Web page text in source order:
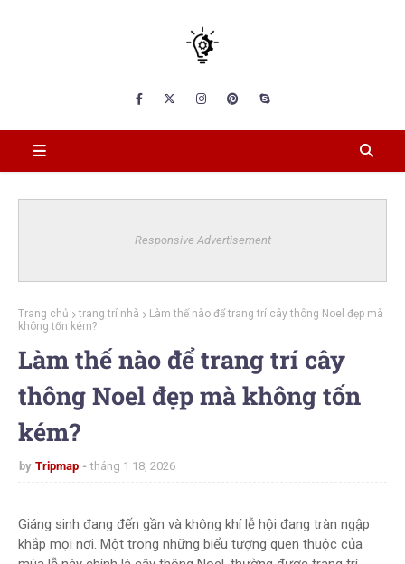
Responsive Advertisement
Trang chủ trang trí nhà
Làm thế nào để trang trí cây thông Noel đẹp mà
không tốn kém?
Làm thế nào để trang trí cây
thông Noel đẹp mà không tốn
kém?
by Tripmap tháng 1 18, 2026
Giáng sinh đang đến gần và không khí lễ hội đang tràn ngập
khắp mọi nơi. Một trong những biểu tượng quen thuộc của